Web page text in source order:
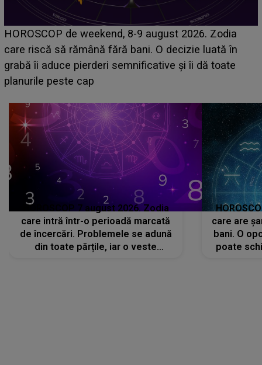
Emanuel a ținut ACEST DETALIU ASCUNS până
acum! În fața Alexandrei, concurentul din Casa Iubirii
face o MĂRTURISIRE NEAȘTEPTATĂ despre mama
sa: "I-am spus și ei în față, eu nu te iubesc pentru
HOROSCOP 7 august 2026. Zodia
care intră într-o perioadă marcată
de încercări. Problemele se adună
din toate părțile, iar o veste
care are
bani. O
poate